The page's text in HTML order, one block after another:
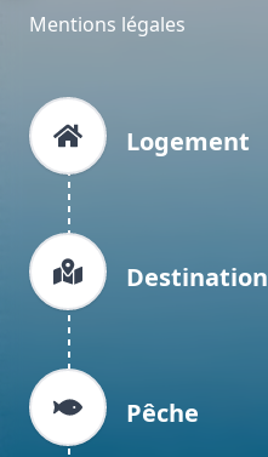
Mentions légales
Logement
Destination
Pêche